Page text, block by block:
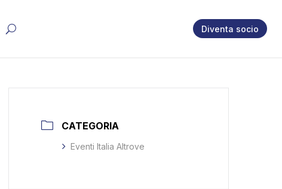
Diventa socio
CATEGORIA
Eventi Italia Altrove